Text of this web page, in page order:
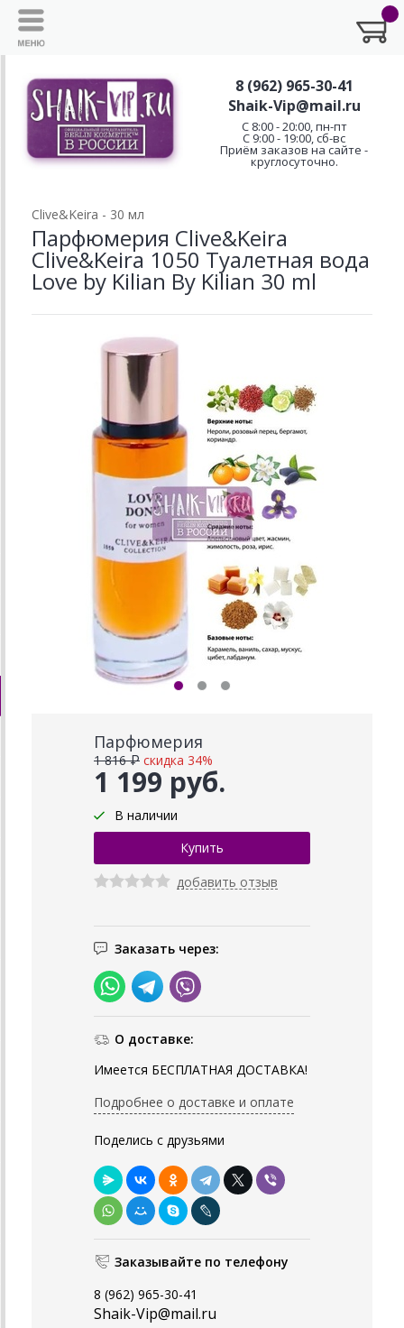
8 (962) 965-30-41
Shaik-Vip@mail.ru
C 8:00 - 20:00, пн-пт
С 9:00 - 19:00, сб-вс
Приём заказов на сайте -
круглосуточно.
Clive&Keira - 30 мл
Парфюмерия Clive&Keira
Clive&Keira 1050 Туалетная вода
Love by Kilian By Kilian 30 ml
Парфюмерия
1 199 руб.
1 816 ₽ скидка 34%
В наличии
добавить отзыв
Заказать через:
О доставке:
Имеется БЕСПЛАТНАЯ ДОСТАВКА!
Подробнее о доставке и оплате
Поделись с друзьями
Заказывайте по телефону
8 (962) 965-30-41
Shaik-Vip@mail.ru